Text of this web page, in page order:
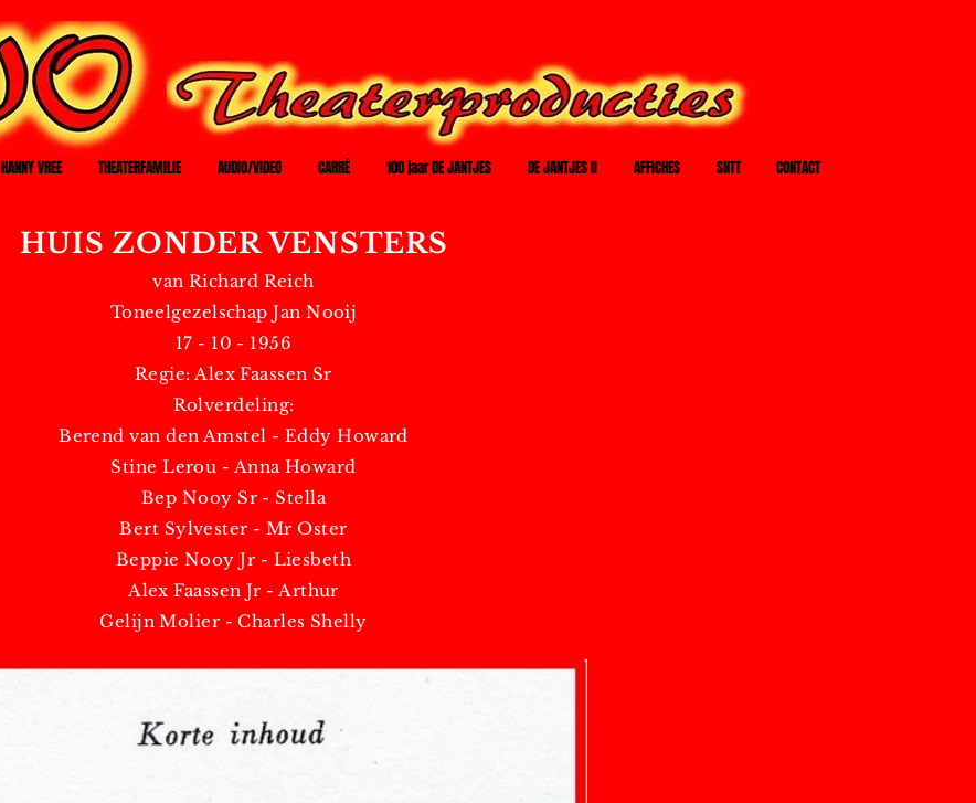
HANNY VREE THEATERFAMILIE AUDIO/VIDEO CARRÉ 100 jaar DE JANTJES DE JANTJES II AFFICHES SNTT CONTACT
HUIS ZONDER VENSTERS
van Richard Reich
Toneelgezelschap Jan Nooij
17 - 10 - 1956
Regie: Alex Faassen Sr
Rolverdeling:
Berend van den Amstel - Eddy Howard
Stine Lerou - Anna Howard
Bep Nooy Sr - Stella
Bert Sylvester - Mr Oster
Beppie Nooy Jr - Liesbeth
Alex Faassen Jr - Arthur
Gelijn Molier - Charles Shelly